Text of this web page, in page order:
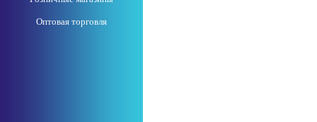
Оптовая торговля